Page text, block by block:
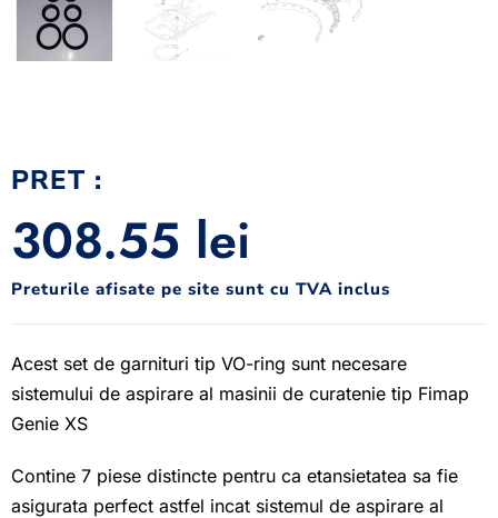
PRET :
308.55 lei
Preturile afisate pe site sunt cu TVA inclus
Acest set de garnituri tip VO-ring sunt necesare
sistemului de aspirare al masinii de curatenie tip Fimap
Genie XS
Contine 7 piese distincte pentru ca etansietatea sa fie
asigurata perfect astfel incat sistemul de aspirare al